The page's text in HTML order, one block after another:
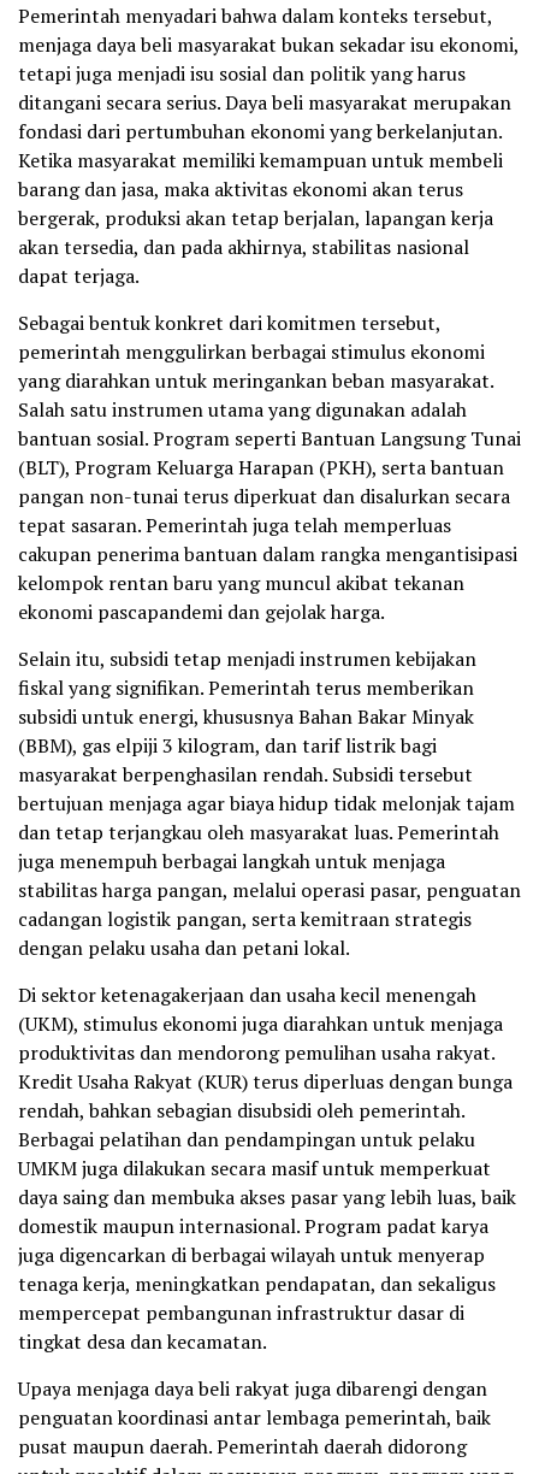
Pemerintah menyadari bahwa dalam konteks tersebut,
menjaga daya beli masyarakat bukan sekadar isu ekonomi,
tetapi juga menjadi isu sosial dan politik yang harus
ditangani secara serius. Daya beli masyarakat merupakan
fondasi dari pertumbuhan ekonomi yang berkelanjutan.
Ketika masyarakat memiliki kemampuan untuk membeli
barang dan jasa, maka aktivitas ekonomi akan terus
bergerak, produksi akan tetap berjalan, lapangan kerja
akan tersedia, dan pada akhirnya, stabilitas nasional
dapat terjaga.
Sebagai bentuk konkret dari komitmen tersebut,
pemerintah menggulirkan berbagai stimulus ekonomi
yang diarahkan untuk meringankan beban masyarakat.
Salah satu instrumen utama yang digunakan adalah
bantuan sosial. Program seperti Bantuan Langsung Tunai
(BLT), Program Keluarga Harapan (PKH), serta bantuan
pangan non-tunai terus diperkuat dan disalurkan secara
tepat sasaran. Pemerintah juga telah memperluas
cakupan penerima bantuan dalam rangka mengantisipasi
kelompok rentan baru yang muncul akibat tekanan
ekonomi pascapandemi dan gejolak harga.
Selain itu, subsidi tetap menjadi instrumen kebijakan
fiskal yang signifikan. Pemerintah terus memberikan
subsidi untuk energi, khususnya Bahan Bakar Minyak
(BBM), gas elpiji 3 kilogram, dan tarif listrik bagi
masyarakat berpenghasilan rendah. Subsidi tersebut
bertujuan menjaga agar biaya hidup tidak melonjak tajam
dan tetap terjangkau oleh masyarakat luas. Pemerintah
juga menempuh berbagai langkah untuk menjaga
stabilitas harga pangan, melalui operasi pasar, penguatan
cadangan logistik pangan, serta kemitraan strategis
dengan pelaku usaha dan petani lokal.
Di sektor ketenagakerjaan dan usaha kecil menengah
(UKM), stimulus ekonomi juga diarahkan untuk menjaga
produktivitas dan mendorong pemulihan usaha rakyat.
Kredit Usaha Rakyat (KUR) terus diperluas dengan bunga
rendah, bahkan sebagian disubsidi oleh pemerintah.
Berbagai pelatihan dan pendampingan untuk pelaku
UMKM juga dilakukan secara masif untuk memperkuat
daya saing dan membuka akses pasar yang lebih luas, baik
domestik maupun internasional. Program padat karya
juga digencarkan di berbagai wilayah untuk menyerap
tenaga kerja, meningkatkan pendapatan, dan sekaligus
mempercepat pembangunan infrastruktur dasar di
tingkat desa dan kecamatan.
Upaya menjaga daya beli rakyat juga dibarengi dengan
penguatan koordinasi antar lembaga pemerintah, baik
pusat maupun daerah. Pemerintah daerah didorong